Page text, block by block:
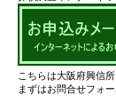
こちらは大阪府興信所
まずはお問合せフォー